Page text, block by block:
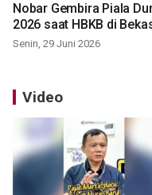
Nobar Gembira Piala
2026 saat HBKB di
Senin, 29 Juni 2026
Video